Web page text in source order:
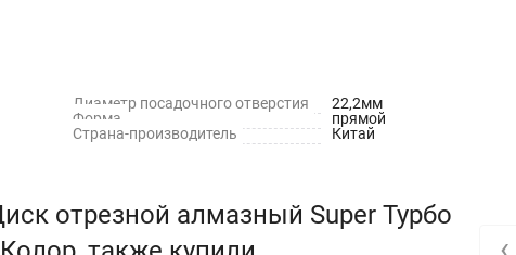
Диаметр посадочного отверстия
22,2мм
Форма
прямой
Страна-производитель
Китай
отрезной алмазный Super Турбо